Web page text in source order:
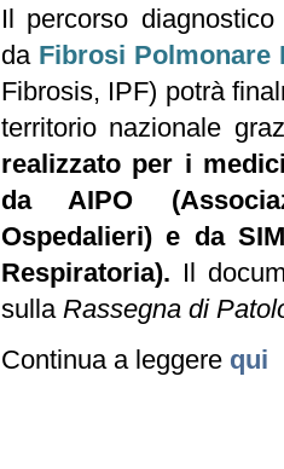
Il percorso
da Fibrosi Polmonare
Fibrosis, IPF) potrà
territorio nazionale
realizzato per i
da AIPO
Ospedalieri) e da
Respiratoria). Il
sullaRassegna di
Continua a leggere qui